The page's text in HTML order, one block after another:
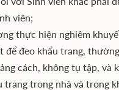
viên;
thực hiện nghiêm
để đeo khẩu trang,
cách, không tụ tập, và
trang trong nhà và trong